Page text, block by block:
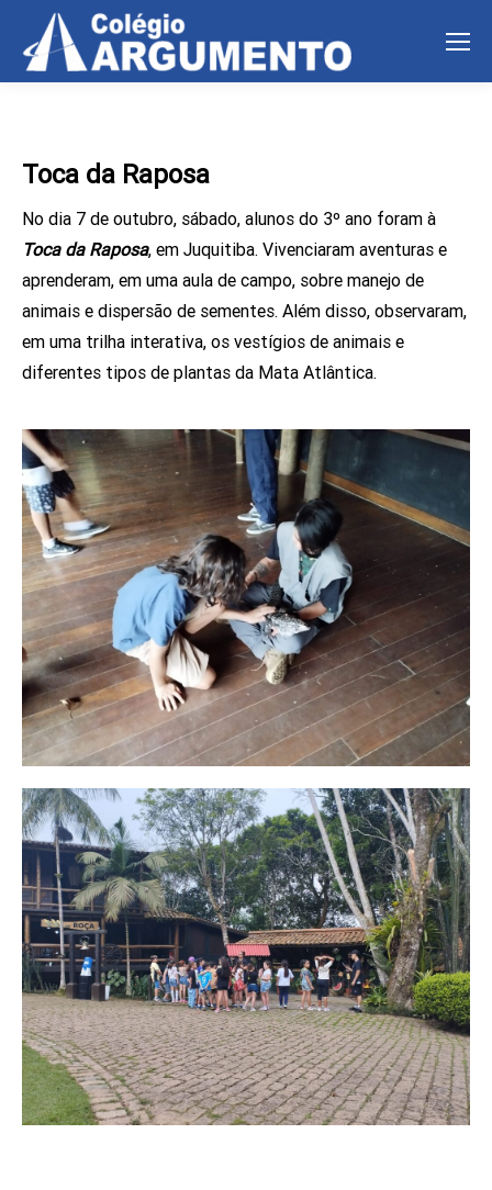
Toca da Raposa
No dia 7 de outubro, sábado, alunos do 3º ano foram à
Toca da Raposa, em Juquitiba. Vivenciaram aventuras e
aprenderam, em uma aula de campo, sobre manejo de
animais e dispersão de sementes. Além disso, observaram,
em uma trilha interativa, os vestígios de animais e
diferentes tipos de plantas da Mata Atlântica.